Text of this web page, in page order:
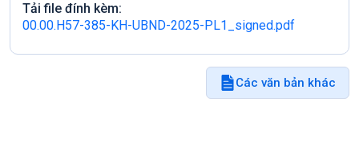
Tải file đính kèm:
00.00.H57-385-KH-UBND-2025-PL1_signed.pdf
Các văn bản khác